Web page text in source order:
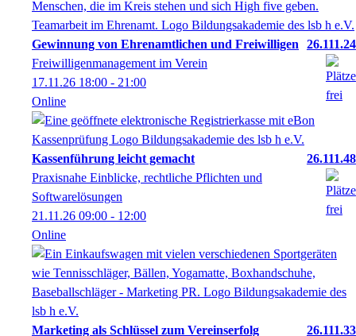
Gewinnung von Ehrenamtlichen und Freiwilligen
26.111.24
Freiwilligenmanagement im Verein
17.11.26 18:00 - 21:00
Online
Kassenführung leicht gemacht
26.111.48
Praxisnahe Einblicke, rechtliche Pflichten und
Softwarelösungen
21.11.26 09:00 - 12:00
Online
Marketing als Schlüssel zum Vereinserfolg 26.111.33